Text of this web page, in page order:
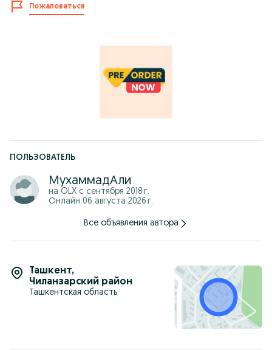
Пожаловаться
ПОЛЬЗОВАТЕЛЬ
МухаммадАли
на OLX с сентября 2018 г.
Онлайн 06 августа 2026 г.
Все объявления автора
Ташкент,
Чиланзарский район
Ташкентская область